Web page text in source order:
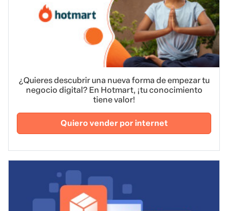
¿Quieres descubrir una nueva forma de empezar tu
negocio digital? En Hotmart, ¡tu conocimiento
tiene valor!
Quiero vender por internet